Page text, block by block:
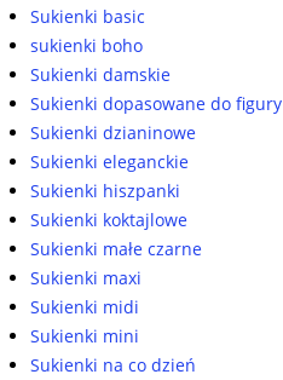
Sukienki basic
sukienki boho
Sukienki damskie
Sukienki dopasowane do figury
Sukienki dzianinowe
Sukienki eleganckie
Sukienki hiszpanki
Sukienki koktajlowe
Sukienki małe czarne
Sukienki maxi
Sukienki midi
Sukienki mini
Sukienki na co dzień